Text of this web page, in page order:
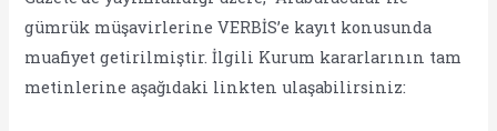
gümrük müşavirlerine VERBİS’e kayıt konusunda
muafiyet getirilmiştir. İlgili Kurum kararlarının tam
metinlerine aşağıdaki linkten ulaşabilirsiniz: